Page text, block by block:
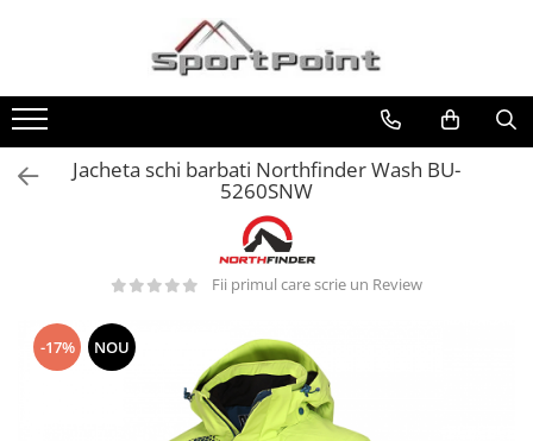
Toate Produsele
ALPINISM
Asigurari
Jacheta schi barbati Northfinder Wash BU-
5260SNW
Fii primul care scrie un Review
-17% NOU